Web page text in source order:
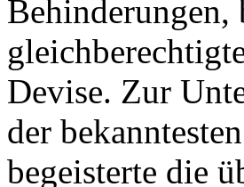
Devise. Zur
der
begeisterte die